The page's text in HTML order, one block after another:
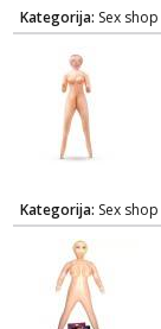
Kategorija: Sex shop
Kategorija: Sex shop